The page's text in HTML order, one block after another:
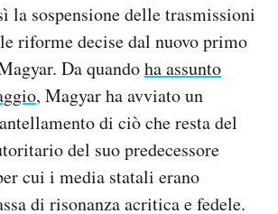
la sospensione delle trasmissioni
riforme decise dal nuovo primo
Da quandoha assunto
, Magyar ha avviato un
di ciò che resta del
del suo predecessore
cui i media statali erano
di risonanza acritica e fedele.